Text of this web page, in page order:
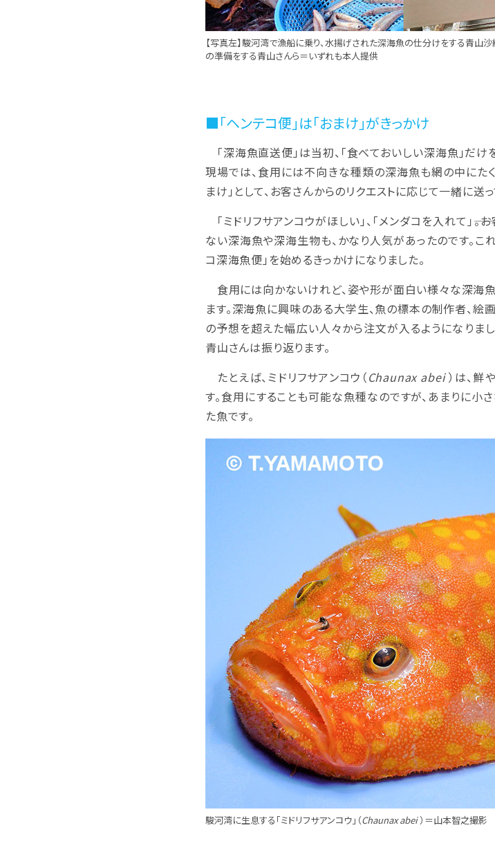
【写真左】駿河湾で漁船に乗り、水揚げされた深海魚の仕分けをする青山
の準備をする青山さんら＝いずれも本人提供
■「ヘンテコ便」は「おまけ」がきっかけ
「深海魚直送便」は当初、「食べておいしい深海魚」だ
現場では、食用には不向きな種類の深海魚も網の中にたく
まけ」として、お客さんからのリクエストに応じて一緒に送っ
「ミドリフサアンコウがほしい」、「メンダコを入れて」
ない深海魚や深海生物も、かなり人気があったのです。こ
コ深海魚便」を始めるきっかけになりました。
食用には向かないけれど、姿や形が面白い様々な深海
ます。深海魚に興味のある大学生、魚の標本の制作者、絵
の予想を超えた幅広い人々から注文が入るようになりまし
青山さんは振り返ります。
たとえば、ミドリフサアンコウ（Chaunax abei）は、鮮
す。食用にすることも可能な魚種なのですが、あまりに小
た魚です。
駿河湾に生息する「ミドリフサアンコウ」（Chaunax abei）＝山本智之撮影